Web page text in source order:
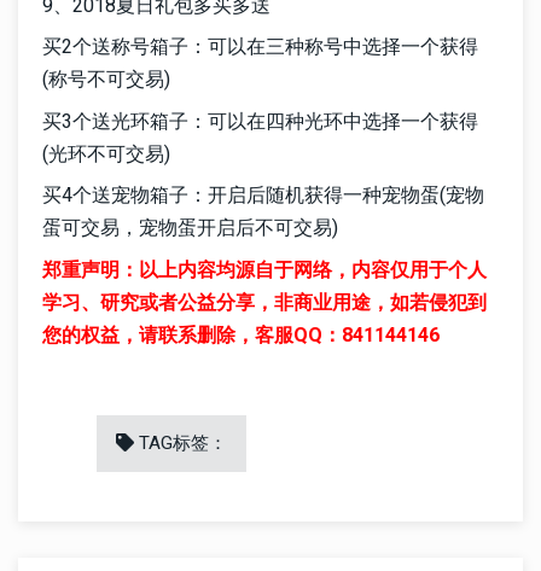
买2个送称号箱子：可以在三种称号中选择一个获得
(称号不可交易)
买3个送光环箱子：可以在四种光环中选择一个获得
(光环不可交易)
买4个送宠物箱子：开启后随机获得一种宠物蛋(宠物
蛋可交易，宠物蛋开启后不可交易)
郑重声明：以上内容均源自于网络，内容仅用于个人
学习、研究或者公益分享，非商业用途，如若侵犯到
您的权益，请联系删除，客服QQ：841144146
TAG标签：